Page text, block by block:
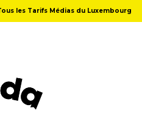
les Tarifs Médias du Luxembourg